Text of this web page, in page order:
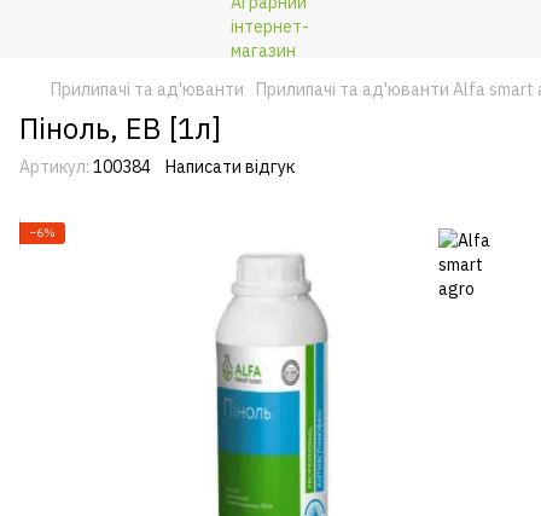
Прилипачі та ад'юванти Прилипачі та ад'юванти Alfa smart
Піноль, ЕВ [1л]
Артикул: 100384 Написати відгук
−6%